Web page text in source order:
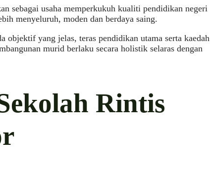
sebagai usaha memperkukuh kualiti pendidikan negeri
menyeluruh, moden dan berdaya saing.
objektif yang jelas, teras pendidikan utama serta kaedah
murid berlaku secara holistik selaras dengan
Rintis